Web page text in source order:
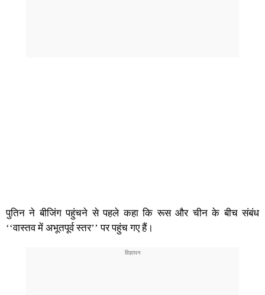
पुतिन ने बीजिंग पहुंचने से पहले कहा कि रूस और चीन के बीच संबंध
‘‘वास्तव में अभूतपूर्व स्तर’’ पर पहुंच गए हैं।